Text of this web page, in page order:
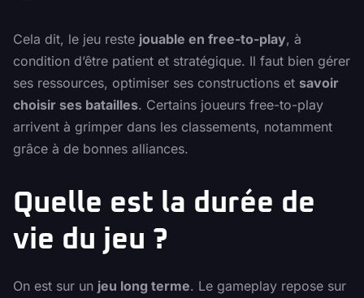
Cela dit, le jeu reste jouable en free-to-play, à
condition d’être patient et stratégique. Il faut bien gérer
ses ressources, optimiser ses constructions et savoir
choisir ses batailles. Certains joueurs free-to-play
arrivent à grimper dans les classements, notamment
grâce à de bonnes alliances.
Quelle est la durée de
vie du jeu ?
On est sur un jeu long terme. Le gameplay repose sur